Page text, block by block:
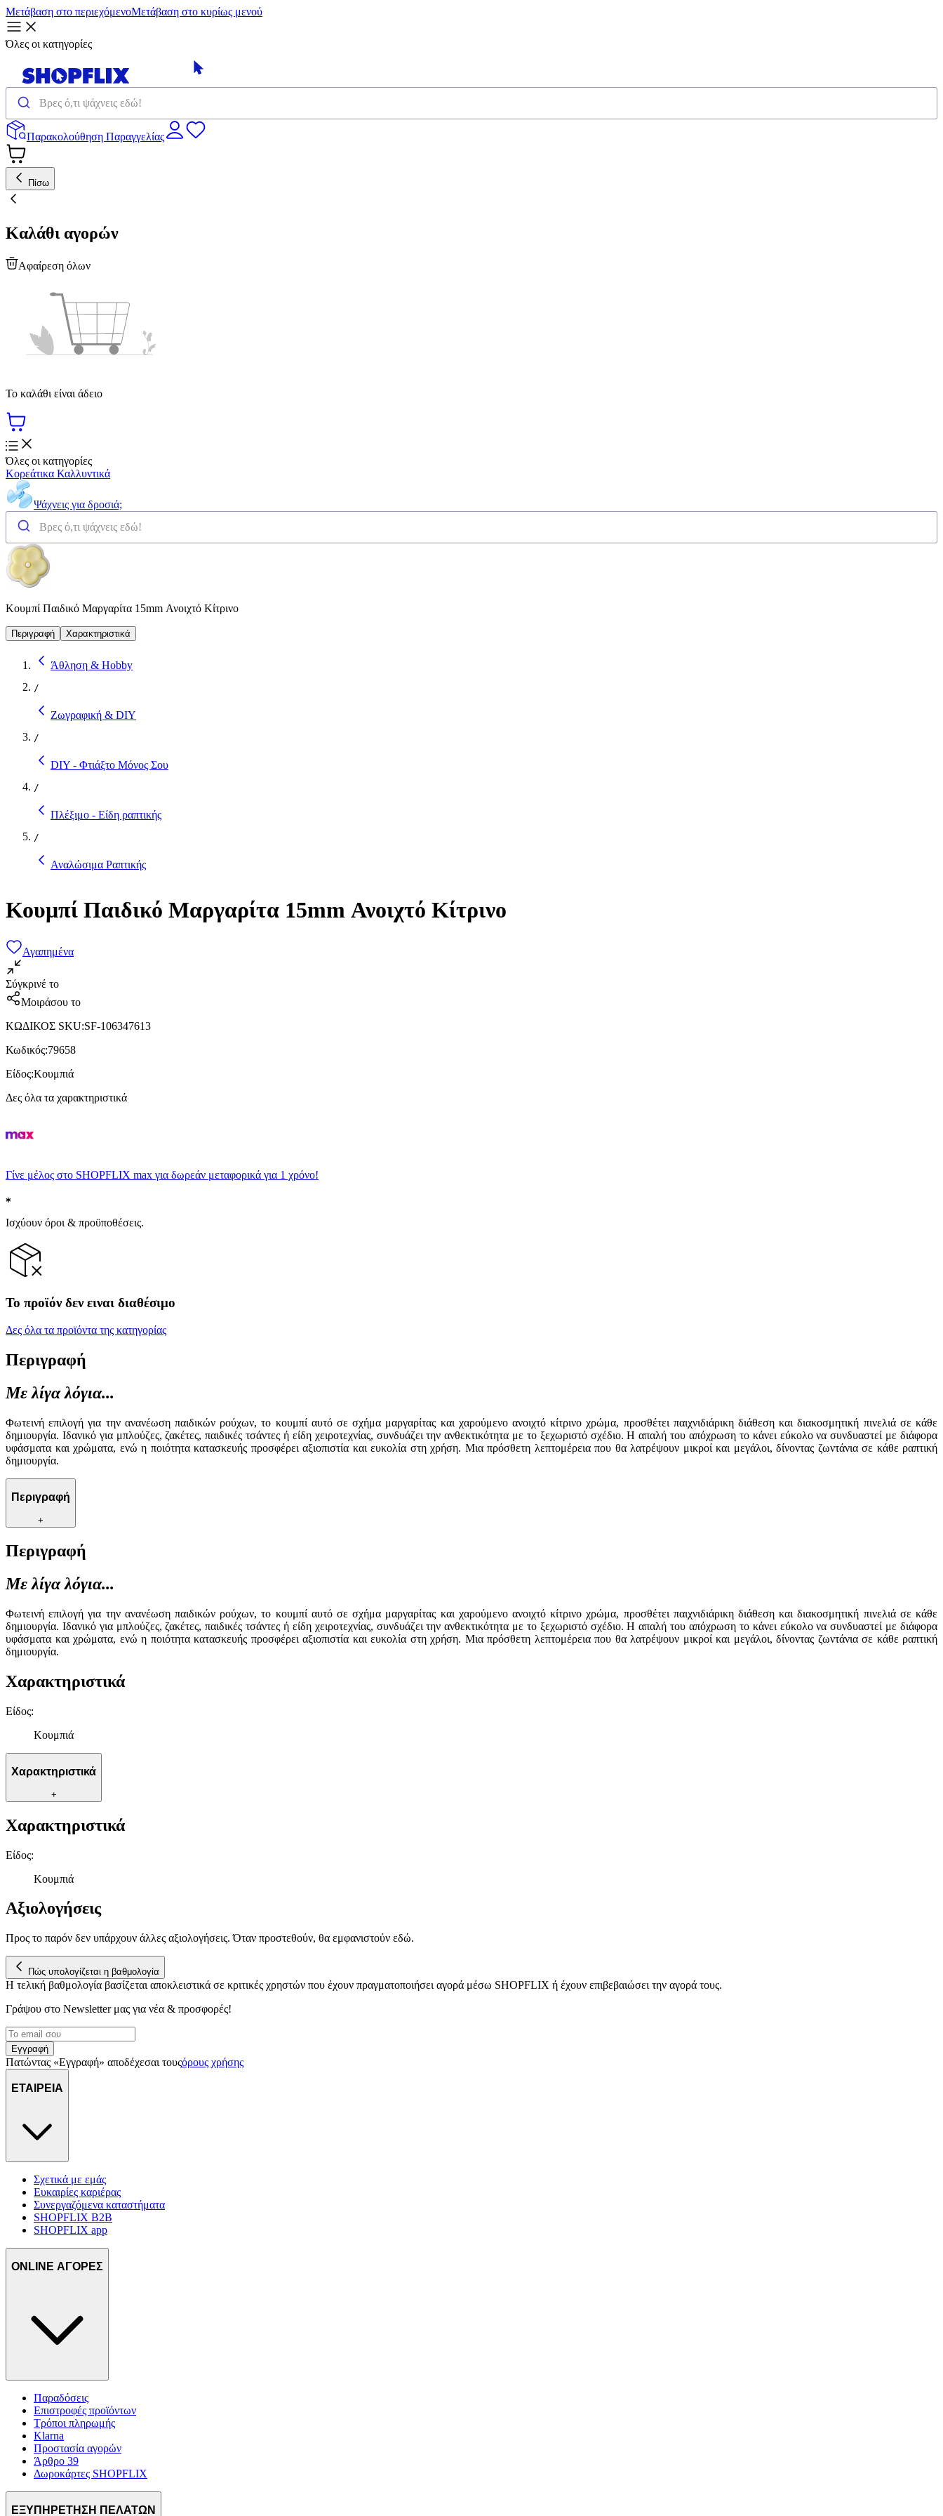
Μετάβαση στο περιεχόμενοΜετάβαση στο κυρίως μενού
Όλες οι κατηγορίες
Παρακολούθηση Παραγγελίας
Πίσω
Καλάθι αγορών
Αφαίρεση όλων
Το καλάθι είναι άδειο
Όλες οι κατηγορίες
Κορεάτικα Καλλυντικά
Ψάχνεις για δροσιά;
Κουμπί Παιδικό Μαργαρίτα 15mm Ανοιχτό Κίτρινο
Περιγραφή Χαρακτηριστικά
Άθληση & Hobby
/
Ζωγραφική & DIY
/
DIY - Φτιάξτο Μόνος Σου
/
Πλέξιμο - Είδη ραπτικής
/
Αναλώσιμα Ραπτικής
Κουμπί Παιδικό Μαργαρίτα 15mm Ανοιχτό Κίτρινο
Αγαπημένα
Σύγκρινέ το
Μοιράσου το
ΚΩΔΙΚΟΣ SKU:SF-106347613
Κωδικός:79658
Είδος:Κουμπιά
Δες όλα τα χαρακτηριστικά
Γίνε μέλος στο SHOPFLIX max για δωρεάν μεταφορικά για 1 χρόνο!
Ισχύουν όροι & προϋποθέσεις.
Το προϊόν δεν ειναι διαθέσιμο
Δες όλα τα προϊόντα της κατηγορίας
Περιγραφή
Με λίγα λόγια...
Φωτεινή επιλογή για την ανανέωση παιδικών ρούχων, το κουμπί αυτό σε σχήμα μαργαρίτας και χαρούμενο ανοιχτό κίτρινο χρώμα, προσθέτει παιχνιδιάρικη διάθεση και διακοσμητική πινελιά σε κάθε
δημιουργία. Ιδανικό για μπλούζες, ζακέτες, παιδικές τσάντες ή είδη χειροτεχνίας, συνδυάζει την ανθεκτικότητα με το ξεχωριστό σχέδιο. Η απαλή του απόχρωση το κάνει εύκολο να συνδυαστεί με διάφορα
υφάσματα και χρώματα, ενώ η ποιότητα κατασκευής προσφέρει αξιοπιστία και ευκολία στη χρήση. Μια πρόσθετη λεπτομέρεια που θα λατρέψουν μικροί και μεγάλοι, δίνοντας ζωντάνια σε κάθε ραπτική
δημιουργία.
Περιγραφή
+
Περιγραφή
Με λίγα λόγια...
Φωτεινή επιλογή για την ανανέωση παιδικών ρούχων, το κουμπί αυτό σε σχήμα μαργαρίτας και χαρούμενο ανοιχτό κίτρινο χρώμα, προσθέτει παιχνιδιάρικη διάθεση και διακοσμητική πινελιά σε κάθε
δημιουργία. Ιδανικό για μπλούζες, ζακέτες, παιδικές τσάντες ή είδη χειροτεχνίας, συνδυάζει την ανθεκτικότητα με το ξεχωριστό σχέδιο. Η απαλή του απόχρωση το κάνει εύκολο να συνδυαστεί με διάφορα
υφάσματα και χρώματα, ενώ η ποιότητα κατασκευής προσφέρει αξιοπιστία και ευκολία στη χρήση. Μια πρόσθετη λεπτομέρεια που θα λατρέψουν μικροί και μεγάλοι, δίνοντας ζωντάνια σε κάθε ραπτική
δημιουργία.
Χαρακτηριστικά
Είδος:
Κουμπιά
Χαρακτηριστικά
+
Χαρακτηριστικά
Είδος:
Κουμπιά
Αξιολογήσεις
Προς το παρόν δεν υπάρχουν άλλες αξιολογήσεις. Όταν προστεθούν, θα εμφανιστούν εδώ.
Πώς υπολογίζεται η βαθμολογία
Η τελική βαθμολογία βασίζεται αποκλειστικά σε κριτικές χρηστών που έχουν πραγματοποιήσει αγορά μέσω SHOPFLIX ή έχουν επιβεβαιώσει την αγορά τους.
Γράψου στο Νewsletter μας για νέα & προσφορές!
Εγγραφή
Πατώντας «Εγγραφή» αποδέχεσαι τουςόρους χρήσης
ΕΤΑΙΡΕΙΑ
Σχετικά με εμάς
Ευκαιρίες καριέρας
Συνεργαζόμενα καταστήματα
SHOPFLIX B2B
SHOPFLIX app
ONLINE ΑΓΟΡΕΣ
Παραδόσεις
Επιστροφές προϊόντων
Τρόποι πληρωμής
Klarna
Προστασία αγορών
Άρθρο 39
Δωροκάρτες SHOPFLIX
ΕΞΥΠΗΡΕΤΗΣΗ ΠΕΛΑΤΩΝ